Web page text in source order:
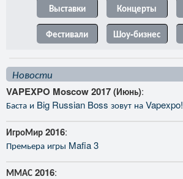
Выставки Концерты
Фестивали
Шоу-бизнес
Новости
VAPEXPO Moscow 2017 (Июнь):
Баста и Big Russian Boss зовут на Vapexpo!
ИгроМир 2016:
Премьера игры Mafia 3
ММАС 2016: